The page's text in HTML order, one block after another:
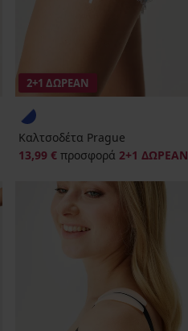
2+1 ΔΩΡΕΑΝ
Καλτσοδέτα Prague
13,99 € προσφορά 2+1 ΔΩΡΕΑΝ